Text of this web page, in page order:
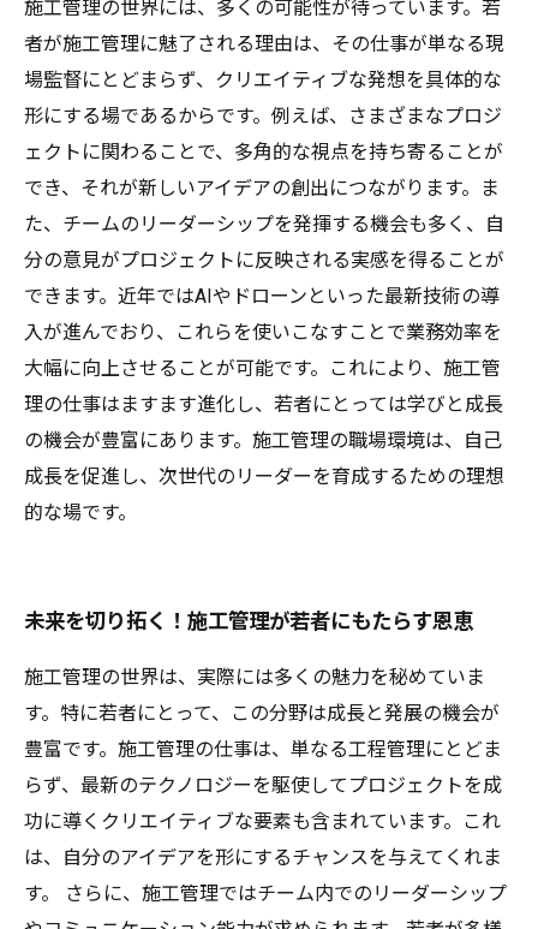
施工管理の世界には、多くの可能性が待っています。若
者が施工管理に魅了される理由は、その仕事が単なる現
場監督にとどまらず、クリエイティブな発想を具体的な
形にする場であるからです。例えば、さまざまなプロジ
ェクトに関わることで、多角的な視点を持ち寄ることが
でき、それが新しいアイデアの創出につながります。ま
た、チームのリーダーシップを発揮する機会も多く、自
分の意見がプロジェクトに反映される実感を得ることが
できます。近年ではAIやドローンといった最新技術の導
入が進んでおり、これらを使いこなすことで業務効率を
大幅に向上させることが可能です。これにより、施工管
理の仕事はますます進化し、若者にとっては学びと成長
の機会が豊富にあります。施工管理の職場環境は、自己
成長を促進し、次世代のリーダーを育成するための理想
的な場です。
未来を切り拓く！施工管理が若者にもたらす恩恵
施工管理の世界は、実際には多くの魅力を秘めていま
す。特に若者にとって、この分野は成長と発展の機会が
豊富です。施工管理の仕事は、単なる工程管理にとどま
らず、最新のテクノロジーを駆使してプロジェクトを成
功に導くクリエイティブな要素も含まれています。これ
は、自分のアイデアを形にするチャンスを与えてくれま
す。 さらに、施工管理ではチーム内でのリーダーシップ